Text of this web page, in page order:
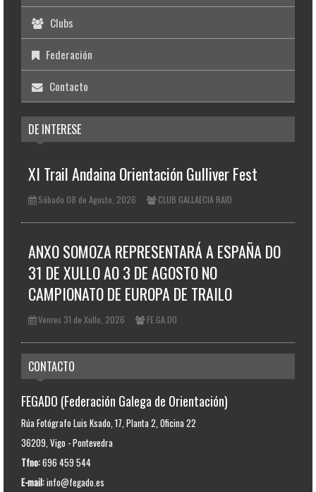
Clubs
Federación
Contacto
DE INTERESE
XI Trail Andaina Orientación Gulliver Fest
Sábado 08 de Agosto, 2026 CLUB GALLAECIA RAID
ANXO SOMOZA REPRESENTARÁ A ESPAÑA DO
31 DE XULLO AO 3 DE AGOSTO NO
CAMPIONATO DE EUROPA DE TRAILO
Venres 31 de Xullo, 2026 FE.GA.DO
CONTACTO
FEGADO (Federación Galega de Orientación)
Rúa Fotógrafo Luis Ksado, 17, Planta 2, Oficina 22
36209, Vigo - Pontevedra
Tfno:696 459 544
E-mail:info@fegado.es